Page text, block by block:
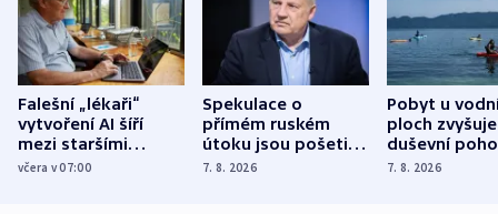
Falešní „lékaři“
vytvoření AI šíří
mezi staršími
Poláky nebezpečné
včera v 07:00
Spekulace o
přímém ruském
útoku jsou pošetilé,
míní estonský
7. 8. 2026
Pobyt u
ploch zvyšuje
duševní
ukázala
7. 8. 2026